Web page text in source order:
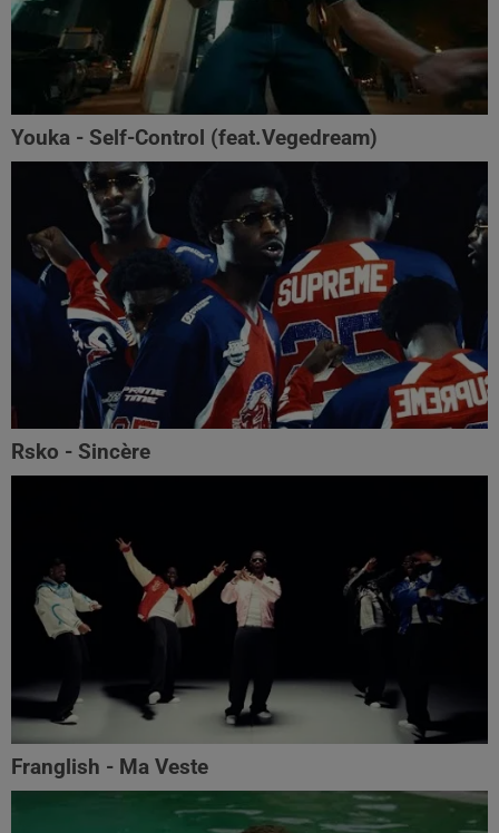
Youka - Self-Control (feat.Vegedream)
Rsko - Sincère
Franglish - Ma Veste